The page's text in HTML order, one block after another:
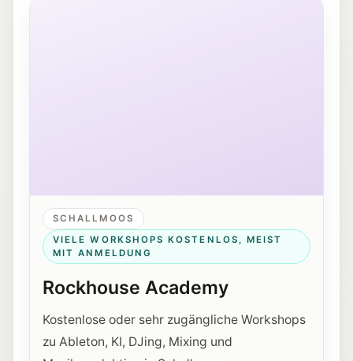
SCHALLMOOS
VIELE WORKSHOPS KOSTENLOS, MEIST
MIT ANMELDUNG
Rockhouse Academy
Kostenlose oder sehr zugängliche Workshops
zu Ableton, KI, DJing, Mixing und